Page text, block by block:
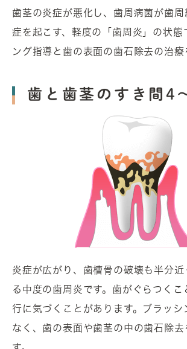
歯茎の炎症が悪化し、歯周病菌が歯周
症を起こす、軽度の「歯周炎」の状態
ング指導と歯の表面の歯石除去の治療
歯と歯茎のすき間4
炎症が広がり、歯槽骨の破壊も半分近
る中度の歯周炎です。歯がぐらつくこ
行に気づくことがあります。ブラッシ
なく、歯の表面や歯茎の中の歯石除去